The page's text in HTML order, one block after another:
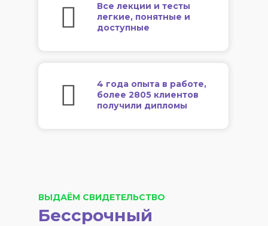
Все лекции и тесты
легкие, понятные и
доступные
4 года опыта в работе,
более 2805 клиентов
получили дипломы
ВЫДАЁМ СВИДЕТЕЛЬСТВО
Бессрочный